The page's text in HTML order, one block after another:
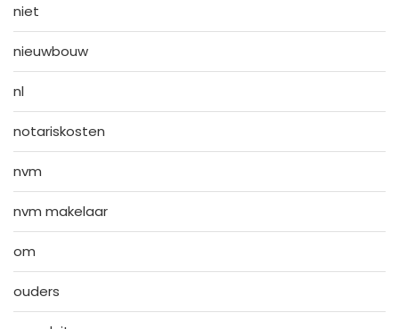
niet
nieuwbouw
nl
notariskosten
nvm
nvm makelaar
om
ouders